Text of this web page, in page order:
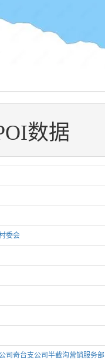
数据
委会
司奇台支公司半截沟营销服务部